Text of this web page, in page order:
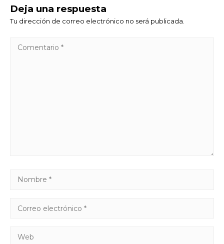
Deja una respuesta
Tu dirección de correo electrónico no será publicada.